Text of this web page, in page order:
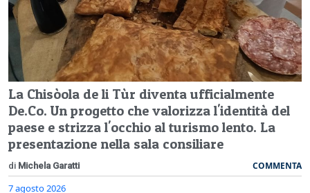
La Chisòola de li Tùr diventa ufficialmente
De.Co. Un progetto che valorizza l'identità del
paese e strizza l'occhio al turismo lento. La
presentazione nella sala consiliare
di Michela Garatti COMMENTA
7 agosto 2026